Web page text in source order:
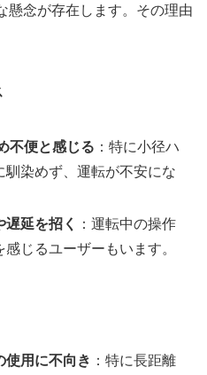
懸念が存在します。その理由
不便と感じる ：特に小径ハ
馴染めず、運転が不安にな
延を招く
：運転中の操作
じるユーザーもいます。
使用に不向き ：特に長距離